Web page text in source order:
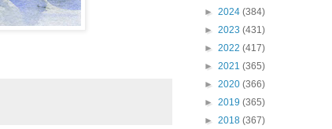
► 2024 (384)
► 2023 (431)
► 2022 (417)
► 2021 (365)
► 2020 (366)
► 2019 (365)
► 2018 (367)